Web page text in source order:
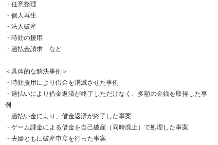
・任意整理
・個人再生
・法人破産
・時効の援用
・過払金請求 など
＜具体的な解決事例＞
・時効援用により借金を消滅させた事例
・過払いにより借金返済が終了しただけなく、多額の金銭を取得した事
例
・過払い金により、借金返済が終了した事案
・ゲーム課金による借金を自己破産（同時廃止）で処理した事案
・夫婦ともに破産申立を行った事案